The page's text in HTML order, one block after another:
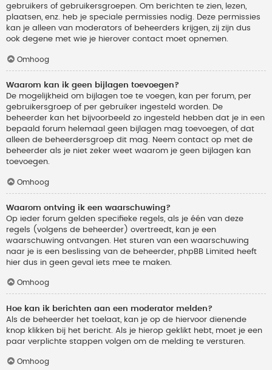
gebruikers of gebruikersgroepen. Om berichten te zien, lezen,
plaatsen, enz. heb je speciale permissies nodig. Deze permissies
kan je alleen van moderators of beheerders krijgen, zij zijn dus
ook degene met wie je hierover contact moet opnemen.
Omhoog
Waarom kan ik geen bijlagen toevoegen?
De mogelijkheid om bijlagen toe te voegen, kan per forum, per
gebruikersgroep of per gebruiker ingesteld worden. De
beheerder kan het bijvoorbeeld zo ingesteld hebben dat je in een
bepaald forum helemaal geen bijlagen mag toevoegen, of dat
alleen de beheerdersgroep dit mag. Neem contact op met de
beheerder als je niet zeker weet waarom je geen bijlagen kan
toevoegen.
Omhoog
Waarom ontving ik een waarschuwing?
Op ieder forum gelden specifieke regels, als je één van deze
regels (volgens de beheerder) overtreedt, kan je een
waarschuwing ontvangen. Het sturen van een waarschuwing
naar je is een beslissing van de beheerder, phpBB Limited heeft
hier dus in geen geval iets mee te maken.
Omhoog
Hoe kan ik berichten aan een moderator melden?
Als de beheerder het toelaat, kan je op de hiervoor dienende
knop klikken bij het bericht. Als je hierop geklikt hebt, moet je een
paar verplichte stappen volgen om de melding te versturen.
Omhoog